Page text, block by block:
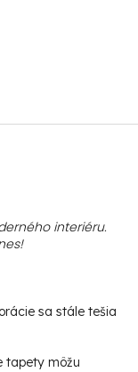
interiéru.
sa stále tešia
tapety môžu